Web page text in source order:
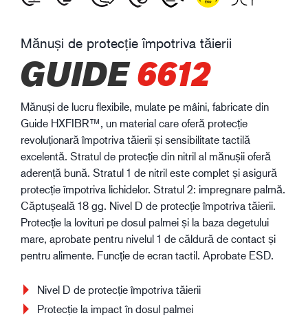
Mănuși de protecție împotriva tăierii
GUIDE6612
Mănuși de lucru flexibile, mulate pe mâini, fabricate din
Guide HXFIBR™, un material care oferă protecție
revoluționară împotriva tăierii și sensibilitate tactilă
excelentă. Stratul de protecție din nitril al mănușii oferă
aderență bună. Stratul 1 de nitril este complet și asigură
protecție împotriva lichidelor. Stratul 2: impregnare palmă.
Căptușeală 18 gg. Nivel D de protecție împotriva tăierii.
Protecție la lovituri pe dosul palmei și la baza degetului
mare, aprobate pentru nivelul 1 de căldură de contact și
pentru alimente. Funcție de ecran tactil. Aprobate ESD.
Nivel D de protecție împotriva tăierii
Protecție la impact în dosul palmei